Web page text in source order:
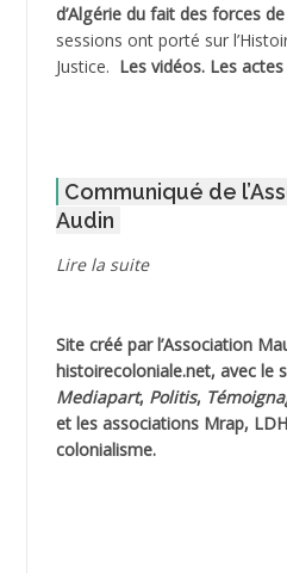
ADNI Mohamed Akli
ADOUL Arab *
AGOULMINE
AHLOUCHE Mabrouk *
AIBLIED Ahmed
d’Algérie du fait des forces
sessions ont porté sur
Justice. Les vidéos. Les
Communiqué de
Audin
Lire la suite
Site créé par l’Association
histoirecoloniale.net, avec le
Mediapart, Politis,
et les associations Mrap,
colonialisme.